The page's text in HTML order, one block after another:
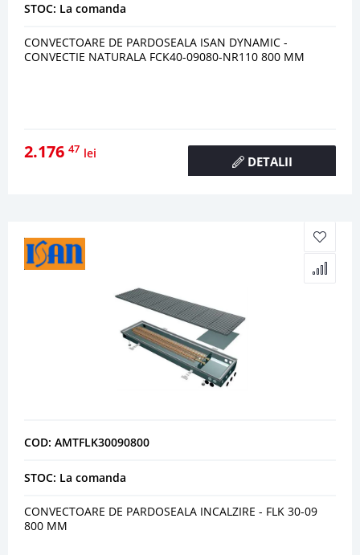
STOC: La comanda
CONVECTOARE DE PARDOSEALA ISAN DYNAMIC -
CONVECTIE NATURALA FCK40-09080-NR110 800 MM
2.176 47 lei
DETALII
COD: AMTFLK30090800
STOC: La comanda
CONVECTOARE DE PARDOSEALA INCALZIRE - FLK 30-09
800 MM